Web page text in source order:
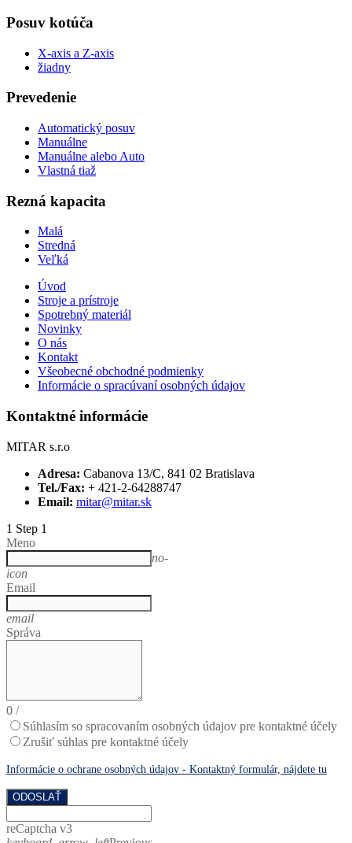
Posuv kotúča
X-axis a Z-axis
žiadny
Prevedenie
Automatický posuv
Manuálne
Manuálne alebo Auto
Vlastná tiaž
Rezná kapacita
Malá
Stredná
Veľká
Úvod
Stroje a prístroje
Spotrebný materiál
Novinky
O nás
Kontakt
Všeobecné obchodné podmienky
Informácie o spracúvaní osobných údajov
Kontaktné informácie
MITAR s.r.o
Adresa: Cabanova 13/C, 841 02 Bratislava
Tel./Fax: + 421-2-64288747
Email: mitar@mitar.sk
1 Step 1
Meno
no-
icon
Email
email
Správa
0 /
Súhlasím so spracovaním osobných údajov pre kontaktné účely
Zrušiť súhlas pre kontaktné účely
Informácie o ochrane osobných údajov - Kontaktný formulár, nájdete tu
ODOSLAŤ
reCaptcha v3